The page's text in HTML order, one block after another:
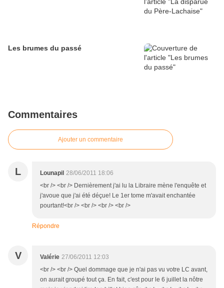
Les brumes du passé
Commentaires
Ajouter un commentaire
L Lounapil 28/06/2011 18:06
<br /> <br /> Dernièrement j'ai lu la Libraire mène l'enquête et
j'avoue que j'ai été déçue! Le 1er tome m'avait enchantée
pourtant!<br /> <br /> <br /> <br />
Répondre
V Valérie 27/06/2011 12:03
<br /> <br /> Quel dommage que je n'ai pas vu votre LC avant,
on aurait groupé tout ça. En fait, c'est pour le 6 juillet la nôtre